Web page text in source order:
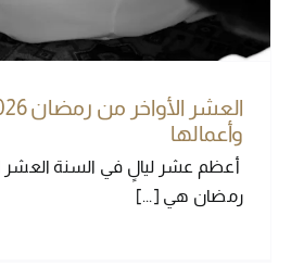
وأعمالها
أعظم عشر ليالٍ في السنة العشر
رمضان هي [...]